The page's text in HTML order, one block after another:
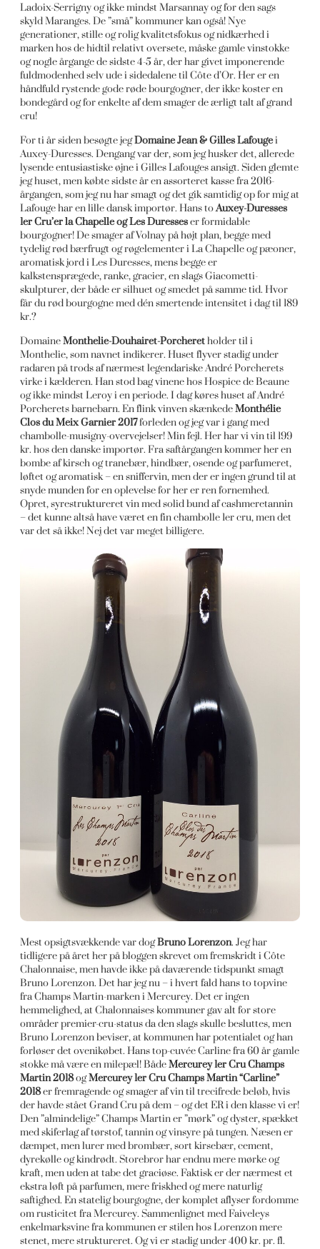
Ladoix-Serrigny og ikke mindst Marsannay og for den sags
skyld Maranges. De ”små” kommuner kan også! Nye
generationer, stille og rolig kvalitetsfokus og nidkærhed i
marken hos de hidtil relativt oversete, måske gamle vinstokke
og nogle årgange de sidste 4-5 år, der har givet imponerende
fuldmodenhed selv ude i sidedalene til Côte d’Or. Her er en
håndfuld rystende goderødebourgogner, der ikke koster en
bondegård og for enkelte af dem smager de ærligt talt af grand
cru!
For ti år siden besøgte jegDomaine Jean & Gilles Lafougei
Auxey-Duresses. Dengang var der, som jeg husker det, allerede
lysende entusiastiske øjne i Gilles Lafouges ansigt. Siden glemte
jeg huset, men købte sidste år en assorteret kasse fra 2016-
årgangen, som jeg nu har smagt og det gik samtidig op for mig at
Lafouge har en lille dansk importør. Hans toAuxey-Duresses
1er Cru’er la Chapelle og Les Duresseser formidable
bourgogner! De smager af Volnay på højt plan, begge med
tydelig rød bærfrugt og røgelementer i La Chapelle og pæoner,
aromatisk jord i Les Duresses, mens begge er
kalkstensprægede, ranke, gracier, en slags Giacometti-
skulpturer, der både er silhuet og smedet på samme tid. Hvor
får du rød bourgogne med dén smertende intensitet i dag til 189
kr.?
DomaineMonthelie-Douhairet-Porcheretholder til i
Monthelie, som navnet indikerer. Huset flyver stadig under
radaren på trods af nærmest legendariske André Porcherets
virke i kælderen. Han stod bag vinene hos Hospice de Beaune
og ikke mindst Leroy i en periode. I dag køres huset af André
Porcherets barnebarn. En flink vinven skænkedeMonthélie
Clos du Meix Garnier 2017forleden og jeg var i gang med
chambolle-musigny-overvejelser! Min fejl. Her har vi vin til 199
kr. hos den danske importør. Fra saftårgangen kommer her en
bombe af kirsch og tranebær, hindbær, osende og parfumeret,
løftet og aromatisk – en sniffervin, men der er ingen grund til at
snyde munden for en oplevelse for her er ren fornemhed.
Opret, syrestruktureret vin med solid bund af cashmeretannin
– det kunne altså have været en fin chambolle 1er cru, men det
var det så ikke! Nej det var meget billigere.
Mest opsigtsvækkende var dogBruno Lorenzon. Jeg har
tidligere på året her på bloggen skrevet om fremskridt i Côte
Chalonnaise, men havde ikke på daværende tidspunkt smagt
Bruno Lorenzon. Det har jeg nu – i hvert fald hans to topvine
fra Champs Martin-marken i Mercurey. Det er ingen
hemmelighed, at Chalonnaises kommuner gav alt for store
områder premier-cru-status da den slags skulle besluttes, men
Bruno Lorenzon beviser, at kommunen har potentialet og han
forløser det ovenikøbet. Hans top-cuvée Carline fra 60 år gamle
stokke må være en milepæl! BådeMercurey 1er Cru Champs
Martin 2018ogMercurey 1er Cru Champs Martin “Carline”
2018er fremragende og smager af vin til trecifrede beløb, hvis
der havde stået Grand Cru på dem – og det ER i den klasse vi er!
Den ”almindelige” Champs Martin er ”mørk” og dyster, spækket
med skiferlag af tørstof, tannin og vinsyre på tungen. Næsen er
dæmpet, men lurer med brombær, sort kirsebær, cement,
dyrekølle og kindrødt. Storebror har endnu mere mørke og
kraft, men uden at tabe det graciøse. Faktisk er der nærmest et
ekstra løft på parfumen, mere friskhed og mere naturlig
saftighed. En statelig bourgogne, der komplet aflyser fordomme
om rusticitet fra Mercurey. Sammenlignet med Faiveleys
enkelmarksvine fra kommunen er stilen hos Lorenzon mere
stenet, mere struktureret. Og vi er stadig under 400 kr. pr. fl.